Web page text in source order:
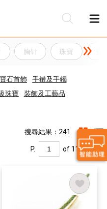
胸针 珠寶
石首飾
手鏈及手鐲
珠寶 裝飾及工藝品
搜尋結果：241
P. of 11